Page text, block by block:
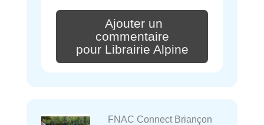
Ajouter un
commentaire
pour Librairie Alpine
FNAC Connect Briançon